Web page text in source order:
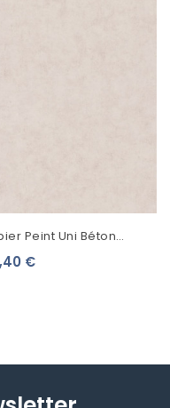
Peint Uni Béton
Taupe Gris
€